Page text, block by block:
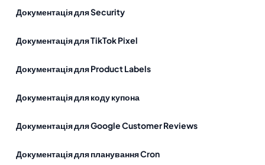
Документація для Security
Документація для TikTok Pixel
Документація для Product Labels
Документація для коду купона
Документація для Google Customer Reviews
Документація для планування Cron